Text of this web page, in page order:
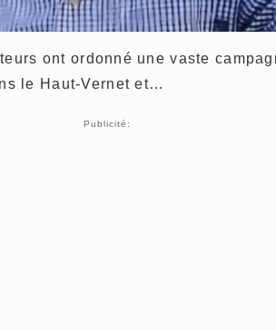
ont ordonné une vaste
le Haut-Vernet et…
Publicité: